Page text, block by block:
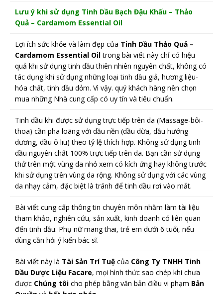
Lưu ý khi sử dụng Tinh Dầu Bạch Đậu Khấu – Thảo
Quả – Cardamom Essential Oil
Lợi ích sức khỏe và làm đẹp của Tinh Dầu Thảo Quả –
Cardamom Essential Oiltrong bài viết này chỉ có hiệu
quả khi sử dụng tinh dầu thiên nhiên nguyên chất, không có
tác dụng khi sử dụng những loại tinh dầu giả, hương liệu-
hóa chất, tinh dầu dỏm. Vì vậy. quý khách hàng nên chọn
mua những Nhà cung cấp có uy tín và tiêu chuẩn.
Tinh dầu khi được sử dụng trực tiếp trên da (Massage-bôi-
thoa) cần pha loãng với dầu nền (dầu dừa, dầu hướng
dương, dầu ô liu) theo tỷ lệ thích hợp. Không sử dụng tinh
dầu nguyên chất 100% trực tiếp trên da. Bạn cần sử dụng
thử trên một vùng da nhỏ xem có kích ứng hay không trước
khi sử dụng trên vùng da rộng. Không sử dụng với các vùng
da nhạy cảm, đặc biệt là tránh để tinh dầu rơi vào mắt.
Bài viết cung cấp thông tin chuyên môn nhằm làm tài liệu
tham khảo, nghiên cứu, sản xuất, kinh doanh có liên quan
đến tinh dầu. Phụ nữ mang thai, trẻ em dưới 6 tuổi, nếu
dùng cần hỏi ý kiến bác sĩ.
Bài viết này là Tài Sản Trí Tuệ của Công Ty TNHH Tinh
Dầu Dược Liệu Facare, mọi hình thức sao chép khi chưa
được Chúng tôi cho phép bằng văn bản điều vi phạm Bản